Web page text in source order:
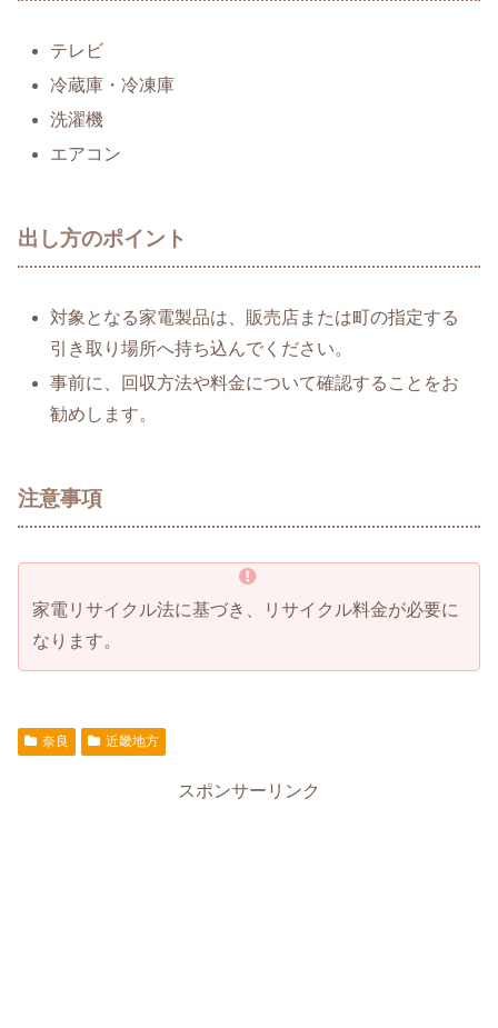
テレビ
冷蔵庫・冷凍庫
洗濯機
エアコン
出し方のポイント
対象となる家電製品は、販売店または町の指定する
引き取り場所へ持ち込んでください。
事前に、回収方法や料金について確認することをお
勧めします。
注意事項
家電リサイクル法に基づき、リサイクル料金が必要に
なります。
奈良 近畿地方
スポンサーリンク